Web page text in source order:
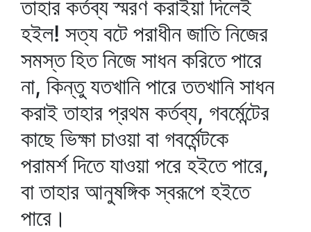
তাহার কর্তব্য স্মরণ করাইয়া দিলেই
হইল! সত্য বটে পরাধীন জাতি নিজের
সমস্ত হিত নিজে সাধন করিতে পারে
না, কিন্তু যতখানি পারে ততখানি সাধন
করাই তাহার প্রথম কর্তব্য, গবর্মেন্টের
কাছে ভিক্ষা চাওয়া বা গবর্মেন্টকে
পরামর্শ দিতে যাওয়া পরে হইতে পারে,
বা তাহার আনুষঙ্গিক স্বরূপে হইতে
পারে।